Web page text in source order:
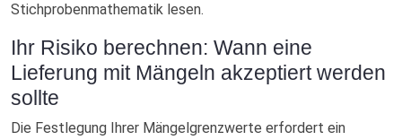
Stichprobenmathematik lesen.
Ihr Risiko berechnen: Wann eine
Lieferung mit Mängeln akzeptiert werden
sollte
Die Festlegung Ihrer Mängelgrenzwerte erfordert ein